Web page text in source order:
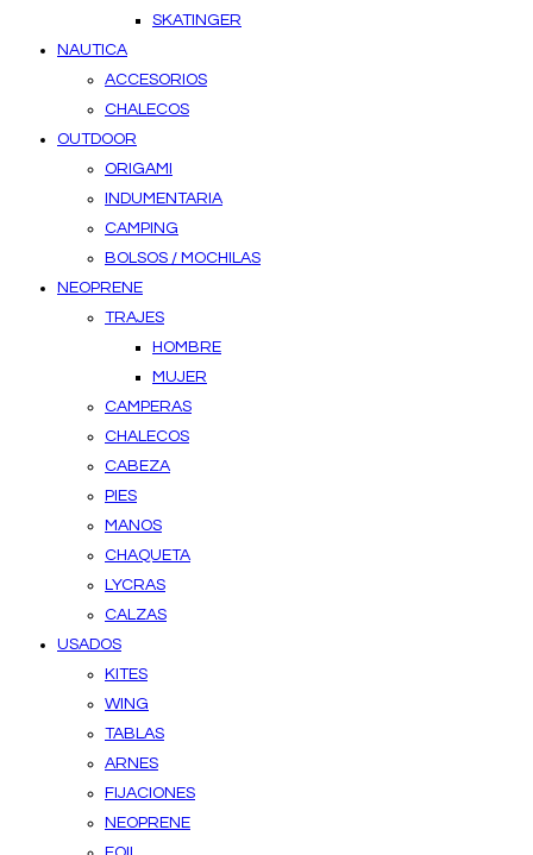
SKATINGER
NAUTICA
ACCESORIOS
CHALECOS
OUTDOOR
ORIGAMI
INDUMENTARIA
CAMPING
BOLSOS / MOCHILAS
NEOPRENE
TRAJES
HOMBRE
MUJER
CAMPERAS
CHALECOS
CABEZA
PIES
MANOS
CHAQUETA
LYCRAS
CALZAS
USADOS
KITES
WING
TABLAS
ARNES
FIJACIONES
NEOPRENE